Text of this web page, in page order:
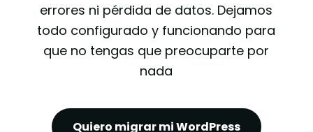
errores ni pérdida de datos. Dejamos
todo configurado y funcionando para
que no tengas que preocuparte por
nada
Quiero migrar mi WordPress